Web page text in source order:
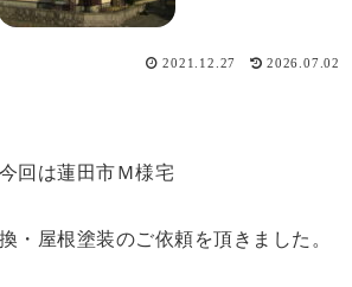
2021.12.27 2026.07.02
今回は蓮田市Ｍ様宅
・屋根塗装のご依頼を頂きました。